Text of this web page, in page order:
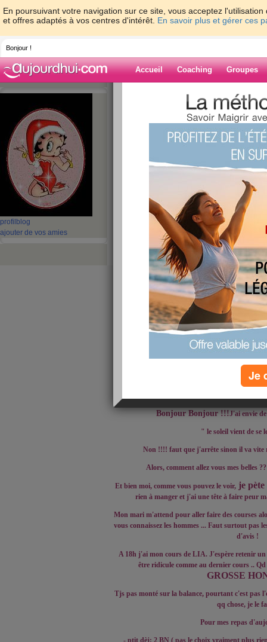
En poursuivant votre navigation sur ce site, vous acceptez
et offres adaptés à vos centres d'intérêt. En savoir plus et gérer ces
Bonjour !
Accueil Coaching Groupes
profil blog
ajouter de vos amies
> > A fond la
Blog de grib
A fond la forme !!!
Bonjour Bonjour !!!J'ai envie
" le soleil vient de se
Non !!!! faut que j'arrête sinon il va vite
Alors, comment allez vous mes belles
Et bien moi, comme vous pouvez le voir, je
rien à manger et j'ai une tête à faire peur
Mon mari m'attend pour aller faire des courses
vous connaissez les hommes ... Faut surtout pas
d'avis !
A 18h j'ai mon cours de LIA. J'espère retenir
être ridicule comme au dernier cours ..
GROSSE
Tjs pas monté sur la balance, pourtant c'est pas
qq chose, je le
Pour mes repas
- ptit dèj: 2 BN ( pas le choix vraiment plus
Je